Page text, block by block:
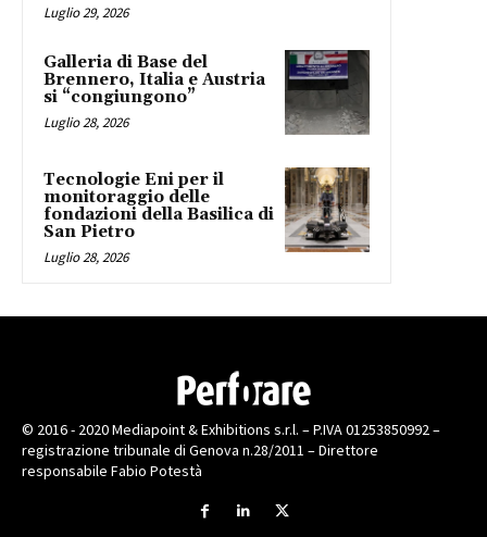
Luglio 29, 2026
Galleria di Base del
Brennero, Italia e Austria
si “congiungono”
Luglio 28, 2026
Tecnologie Eni per il
monitoraggio delle
fondazioni della Basilica di
San Pietro
Luglio 28, 2026
© 2016 - 2020 Mediapoint & Exhibitions s.r.l. – P.IVA 01253850992 –
registrazione tribunale di Genova n.28/2011 – Direttore
responsabile Fabio Potestà